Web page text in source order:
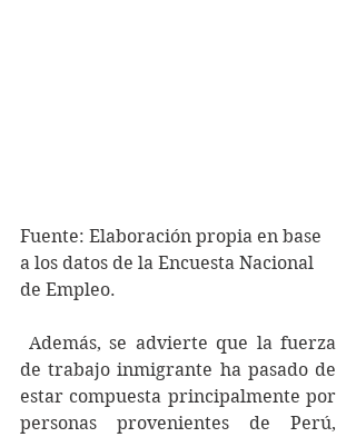
Fuente: Elaboración propia en base
a los datos de la Encuesta Nacional
de Empleo.
de trabajo inmigrante ha pasado de
estar compuesta principalmente por
personas provenientes de Perú,